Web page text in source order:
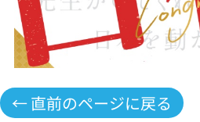
← 直前のページに戻る